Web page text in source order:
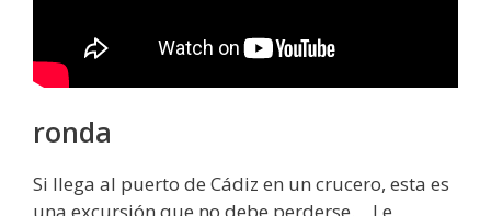
ronda
Si llega al puerto de Cádiz en un crucero, esta es